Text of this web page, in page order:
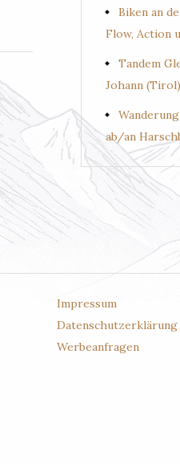
Biken an
Flow, Action
Tandem
Johann (Tirol)
ab/an
Impressum
Datenschutzerklärung
Werbeanfragen